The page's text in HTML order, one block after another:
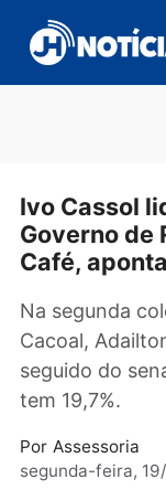
para
conteúdo
Ivo
Governo
Na segunda
Cacoal,
seguido do
tem 19,7%.